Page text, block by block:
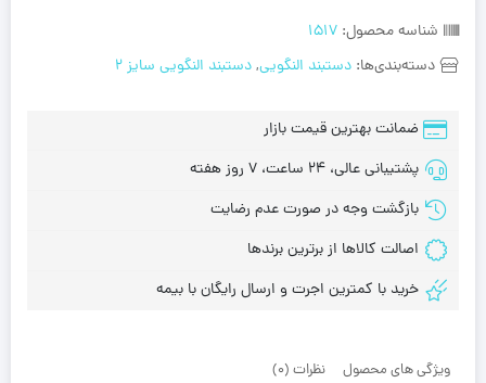
شناسه محصول: 1517
دسته‌بندی‌ها: دستبند النگویی,دستبند النگویی سایز 2
ضمانت بهترین قیمت بازار
پشتیبانی عالی، 24 ساعت، 7 روز هفته
بازگشت وجه در صورت عدم رضایت
اصالت کالاها از برترین برندها
خرید با کمترین اجرت و ارسال رایگان با بیمه
ویژگی های محصول نظرات (0)